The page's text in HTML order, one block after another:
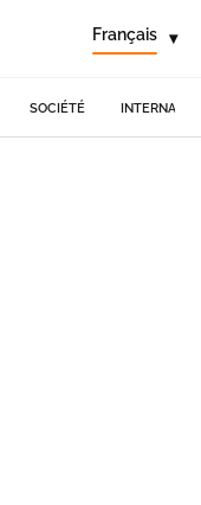
Français ▾
SOCIÉTÉ